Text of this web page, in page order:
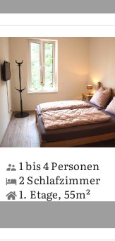
1 bis 4 Personen
2 Schlafzimmer
1. Etage, 55m²